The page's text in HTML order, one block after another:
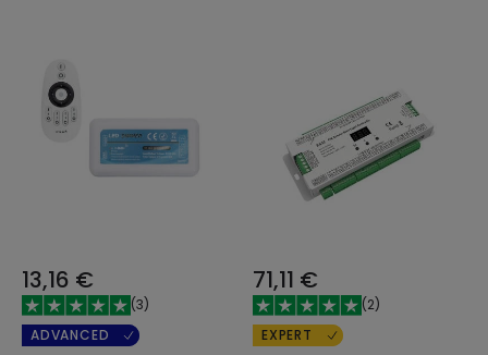
13,16 €
(3)
ADVANCED
71,11 €
(2)
EXPERT